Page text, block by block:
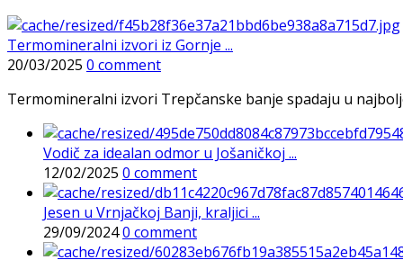
Termomineralni izvori iz Gornje ...
20/03/2025 0 comment
Termomineralni izvori Trepčanske banje spadaju u
Vodič za idealan odmor u Jošaničkoj ...
12/02/2025 0 comment
Jesen u Vrnjačkoj Banji, kraljici ...
29/09/20240 comment